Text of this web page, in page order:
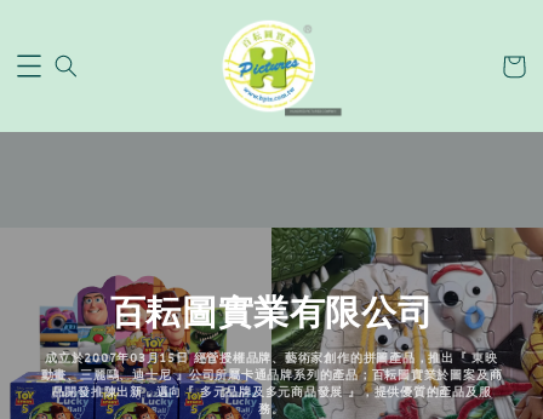
百耘圖實業有限公司
成立於2007年03月15日 經營授權品牌、藝術家創作的拼圖產品，推出『 東映
動畫、三麗鷗、迪士尼 』公司所屬卡通品牌系列的產品；百耘圖實業於圖案及商
品開發推陳出新，邁向『 多元品牌及多元商品發展 』，提供優質的產品及服
務。